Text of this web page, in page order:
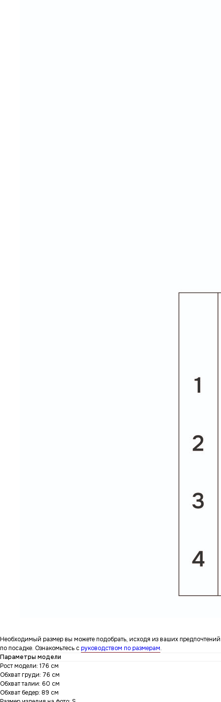
Необходимый размер вы можете подобрать, исходя из ваших предпочтений
по посадке. Ознакомьтесь сруководством по размерам.
Параметры модели
Рост модели: 176 см
Обхват груди: 76 см
Обхват талии: 60 см
Обхват бедер: 89 см